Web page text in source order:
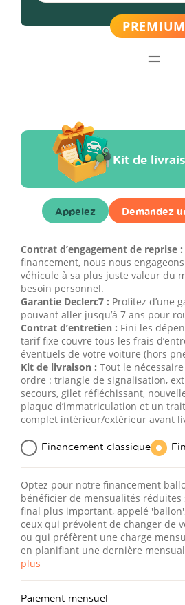
Kit de
Appelez Demandez
Contrat d’engagement de reprise :
financement, nous nous
véhicule à sa plus juste valeur du
besoin personnel.
Garantie Declerc7 : Profitez d’une
pouvant aller jusqu’à 7 ans pour
Contrat d’entretien : Fini les
tarif fixe couvre tous les frais
éventuels de votre voiture (hors
Kit de livraison : Tout le
ordre : triangle de signalisation,
secours, gilet réfléchissant,
plaque d’immatriculation et un
complet intérieur/extérieur avant
Financement classique
Optez pour notre financement
bénéficier de mensualités
final plus important, appelé
ceux qui prévoient de changer de
ou qui préfèrent une charge
en planifiant une dernière
plus
Paiement mensuel